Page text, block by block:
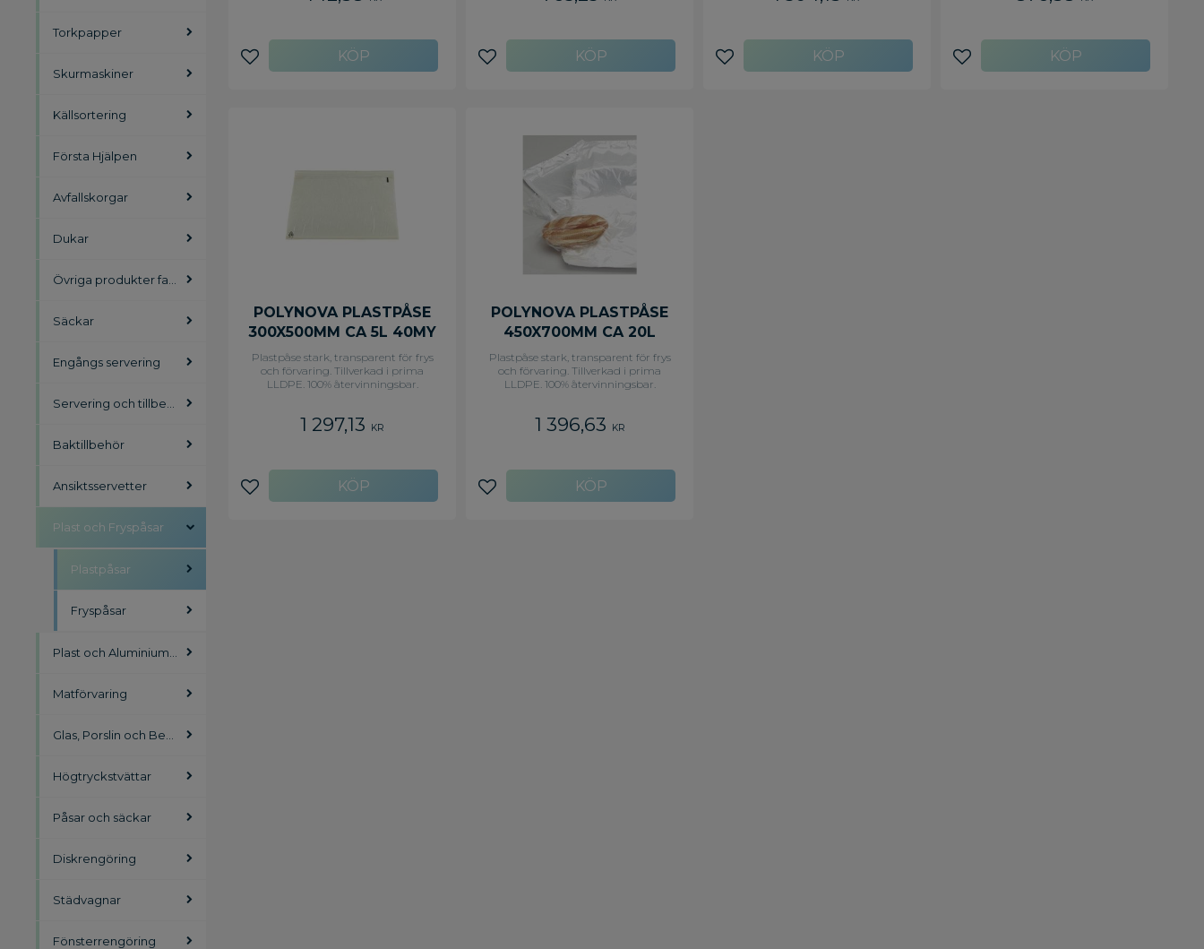
Lägg till i favoriter Lägg till i favoriter Lägg till i favoriter Lägg till i favoriter
POLYNOVA PLASTPÅSE
300X500MM CA 5L 40MY
(FP OM 1000 RULLAR)
Plastpåse stark, transparent för frys
och förvaring. Tillverkad i prima
LLDPE. 100% återvinningsbar.
1 297,13 KR
Lägg till i favoriter
POLYNOVA PLASTPÅSE
450X700MM CA 20L
40MY (FP OM 500
RULLAR)
Plastpåse stark, transparent för frys
och förvaring. Tillverkad i prima
LLDPE. 100% återvinningsbar.
1 396,63 KR
Lägg till i favoriter
Torkpapper
Skurmaskiner
Källsortering
Första Hjälpen
Avfallskorgar
Dukar
Övriga produkter facility
Säckar
Engångs servering
Servering och tillbehör
Baktillbehör
Ansiktsservetter
Plast och Fryspåsar
Plastpåsar
Fryspåsar
Plast och Aluminiumfolie
Matförvaring
Glas, Porslin och Bestick
Högtryckstvättar
Påsar och säckar
Diskrengöring
Städvagnar
Fönsterrengöring